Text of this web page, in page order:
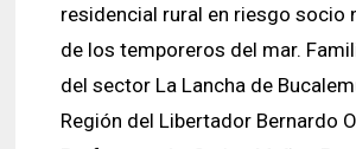
residencial rural en riesgo socio
de los temporeros del mar.
del sector La Lancha de
Región del Libertador Bernardo